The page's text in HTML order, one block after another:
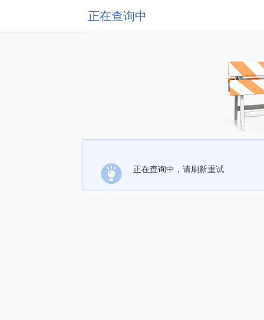
正在查询中
正在查询中，请刷新重试